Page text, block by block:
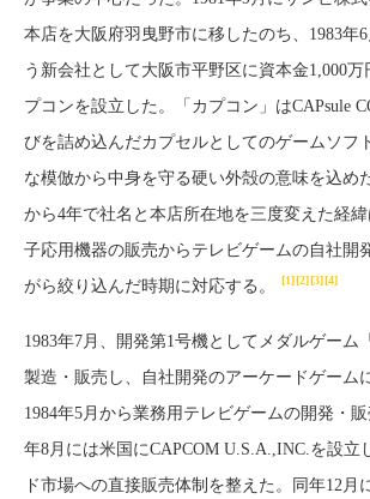
本店を大阪府羽曳野市に移したのち、1983年
う新会社として大阪市平野区に資本金1,000
プコンを設立した。「カプコン」はCAPsule
びを詰め込んだカプセルとしてのゲームソフ
な模倣から中身を守る硬い外殻の意味を込め
から4年で社名と本店所在地を三度変えた経
子応用機器の販売からテレビゲームの自社開
がら絞り込んだ時期に対応する。
[1][2][3][4]
1983年7月、開発第1号機としてメダルゲーム
製造・販売し、自社開発のアーケードゲーム
1984年5月から業務用テレビゲームの開発・
年8月には米国にCAPCOM U.S.A.,INC.を設立
ド市場への直接販売体制を整えた。同年12月